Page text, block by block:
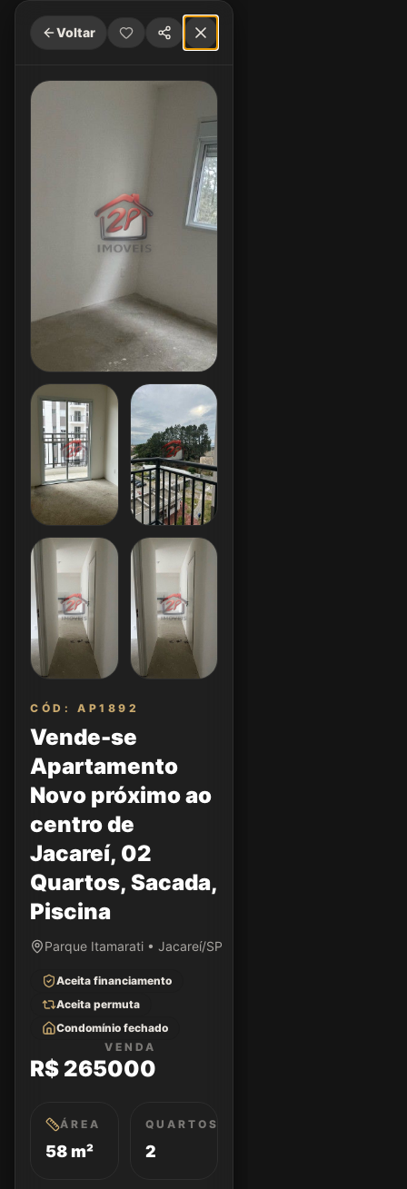
Voltar
CÓD: AP1892
Vende-se
Apartamento
Novo próximo ao
centro de
Jacareí, 02
Quartos, Sacada,
Piscina
Parque Itamarati • Jacareí/SP
Aceita financiamento
Aceita permuta
Condomínio fechado
VENDA
R$ 265000
ÁREA
58 m²
QUARTOS
2